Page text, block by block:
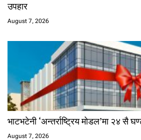
उपहार
August 7, 2026
भाटभटेनी ‘अन्तर्राष्ट्रिय मोडल’मा २४ सै
August 7, 2026